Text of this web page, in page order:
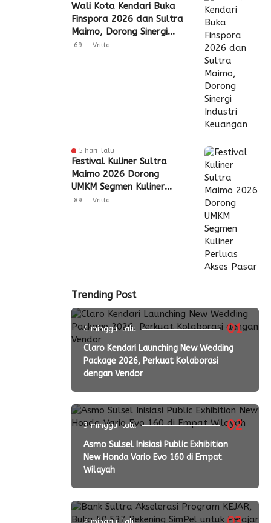
Wali Kota Kendari Buka
Finspora 2026 dan Sultra
Maimo, Dorong Sinergi
Industri Keuangan
69 Vritta
5 hari lalu
Festival Kuliner Sultra
Maimo 2026 Dorong
UMKM Segmen Kuliner
Perluas Akses Pasar
89 Vritta
Trending Post
01
4 minggu lalu
Claro Kendari Launching New Wedding
Package 2026, Perkuat Kolaborasi
dengan Vendor
02
3 minggu lalu
Asmo Sulsel Inisiasi Public Exhibition
New Honda Vario Evo 160 di Empat
Wilayah